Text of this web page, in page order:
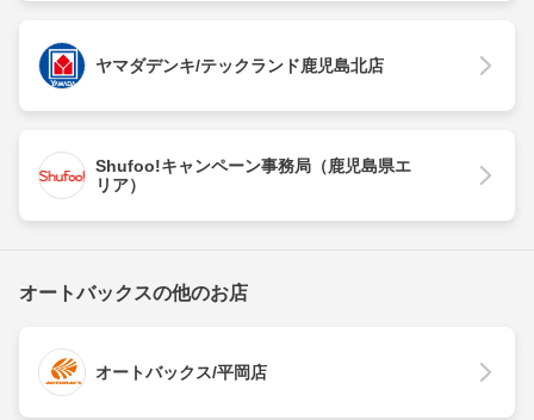
ヤマダデンキ/テックランド鹿児島北店
Shufoo!キャンペーン事務局（鹿児島県エ
リア）
オートバックスの他のお店
オートバックス/平岡店